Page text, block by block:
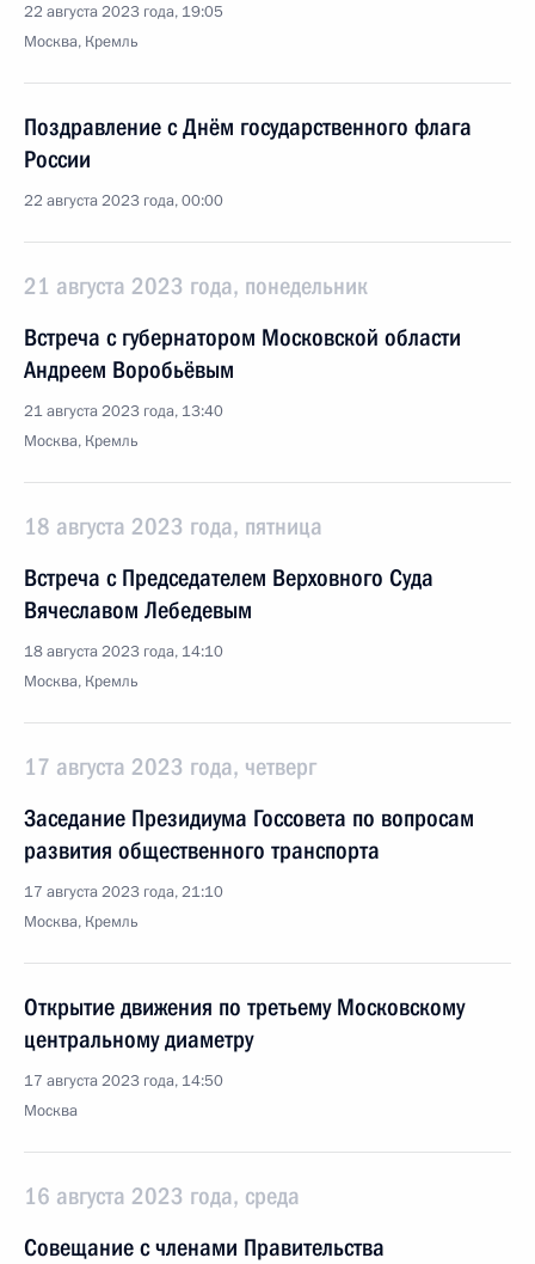
22 августа 2023 года, 19:05
Москва, Кремль
Поздравление с Днём государственного флага
России
22 августа 2023 года, 00:00
21 августа 2023 года, понедельник
Встреча с губернатором Московской области
Андреем Воробьёвым
21 августа 2023 года, 13:40
Москва, Кремль
18 августа 2023 года, пятница
Встреча с Председателем Верховного Суда
Вячеславом Лебедевым
18 августа 2023 года, 14:10
Москва, Кремль
17 августа 2023 года, четверг
Заседание Президиума Госсовета по вопросам
развития общественного транспорта
17 августа 2023 года, 21:10
Москва, Кремль
Открытие движения по третьему Московскому
центральному диаметру
17 августа 2023 года, 14:50
Москва
16 августа 2023 года, среда
Совещание с членами Правительства